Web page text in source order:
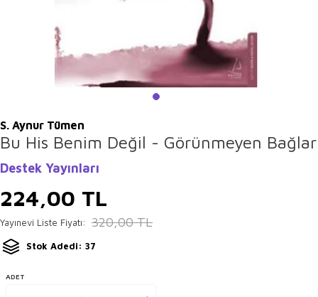
S. Aynur Tümen
Bu His Benim Değil - Görünmeyen Bağlar
Destek Yayınları
224,00 TL
Yayınevi Liste Fiyatı: 320,00TL
Stok Adedi: 37
ADET